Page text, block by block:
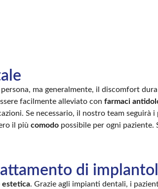
ma generalmente, il discomfort
facilmente alleviato con farmaci
Se necessario, il nostro team seguirà
il più comodo possibile per ogni
di
estetica. Grazie agli impianti dentali, i